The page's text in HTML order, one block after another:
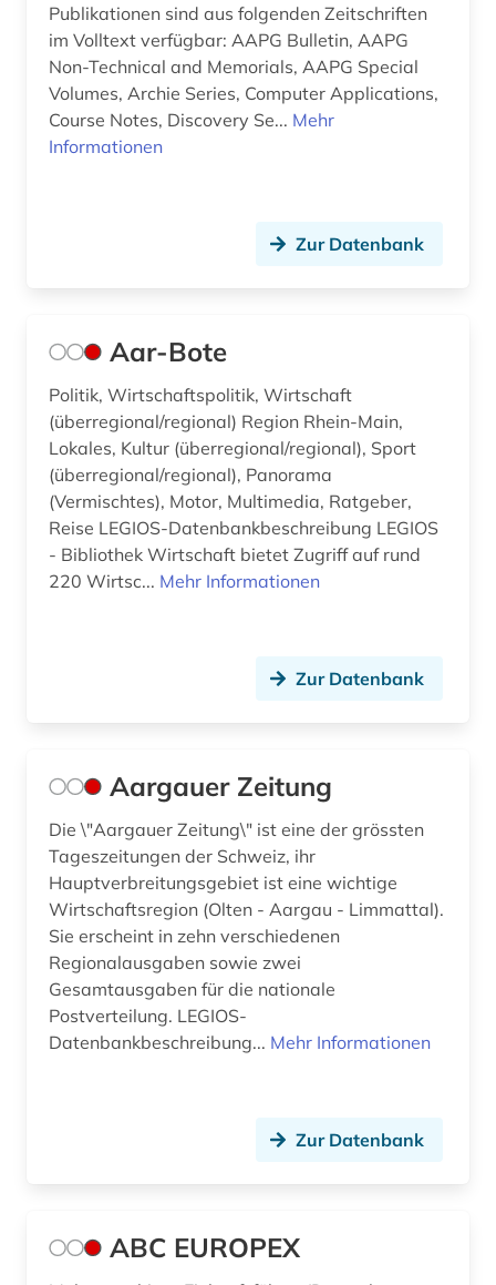
barßel (1)
basel (3)
bauwesen (1)
bayerische staatsbibliothek münchen (1)
beamtenrecht (1)
beamter (1)
bedeutung (1)
begräbnisstätte (1)
beherbergungsgewerbe tourismus
volkswirtschaft tourismus gaststättengewerbe
hotelgewerbe kulturkontakt reisen tourismus (1)
belarus (2)
belarussen (1)
belarussisch (1)
belfast (1)
belgien (16)
belgienforschung (1)
berichte (1)
Publikationen sind aus folgenden Zeitschriften
im Volltext verfügbar: AAPG Bulletin, AAPG
Non-Technical and Memorials, AAPG Special
Volumes, Archie Series, Computer Applications,
Course Notes, Discovery Se... Mehr
Informationen
Zur Datenbank
Aar-Bote
Politik, Wirtschaftspolitik, Wirtschaft
(überregional/regional) Region Rhein-Main,
Lokales, Kultur (überregional/regional), Sport
(überregional/regional), Panorama
(Vermischtes), Motor, Multimedia, Ratgeber,
Reise LEGIOS-Datenbankbeschreibung LEGIOS
- Bibliothek Wirtschaft bietet Zugriff auf rund
220 Wirtsc... Mehr Informationen
Zur Datenbank
Aargauer Zeitung
Die \"Aargauer Zeitung\" ist eine der grössten
Tageszeitungen der Schweiz, ihr
Hauptverbreitungsgebiet ist eine wichtige
Wirtschaftsregion (Olten - Aargau - Limmattal).
Sie erscheint in zehn verschiedenen
Regionalausgaben sowie zwei
Gesamtausgaben für die nationale
Postverteilung. LEGIOS-
Datenbankbeschreibung... Mehr Informationen
Zur Datenbank
ABC EUROPEX